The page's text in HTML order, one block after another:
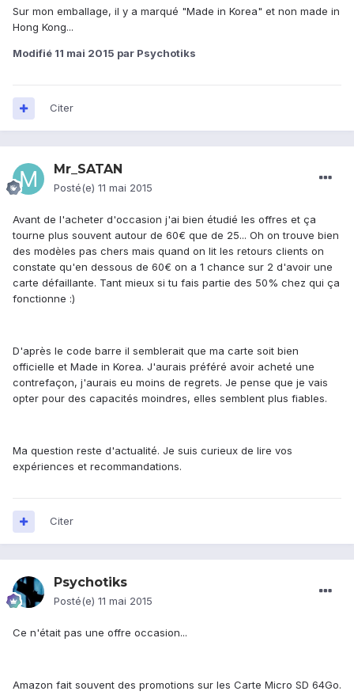
Sur mon emballage, il y a marqué "Made in Korea" et non made in
Hong Kong...
Modifié 11 mai 2015 par Psychotiks
Citer
Mr_SATAN
Posté(e) 11 mai 2015
Avant de l'acheter d'occasion j'ai bien étudié les offres et ça
tourne plus souvent autour de 60€ que de 25... Oh on trouve bien
des modèles pas chers mais quand on lit les retours clients on
constate qu'en dessous de 60€ on a 1 chance sur 2 d'avoir une
carte défaillante. Tant mieux si tu fais partie des 50% chez qui ça
fonctionne :)
D'après le code barre il semblerait que ma carte soit bien
officielle et Made in Korea. J'aurais préféré avoir acheté une
contrefaçon, j'aurais eu moins de regrets. Je pense que je vais
opter pour des capacités moindres, elles semblent plus fiables.
Ma question reste d'actualité. Je suis curieux de lire vos
expériences et recommandations.
Citer
Psychotiks
Posté(e) 11 mai 2015
Ce n'était pas une offre occasion...
Amazon fait souvent des promotions sur les Carte Micro SD 64Go.